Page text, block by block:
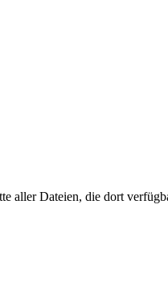
allerDateien, die dort